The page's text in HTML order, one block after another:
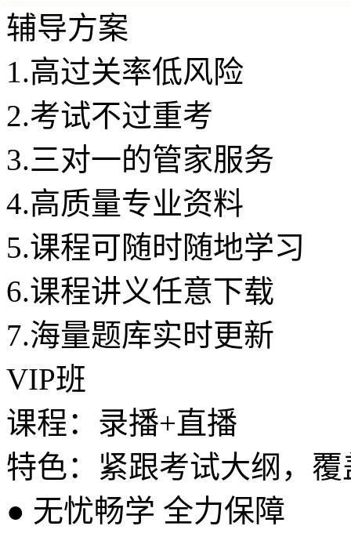
辅导方案
1.高过关率低风险
2.考试不过重考
3.三对一的管家服务
4.高质量专业资料
5.课程可随时随地学习
6.课程讲义任意下载
7.海量题库实时更新
VIP班
课程：录播+直播
特色：紧跟考试大纲，
● 无忧畅学 全力保障